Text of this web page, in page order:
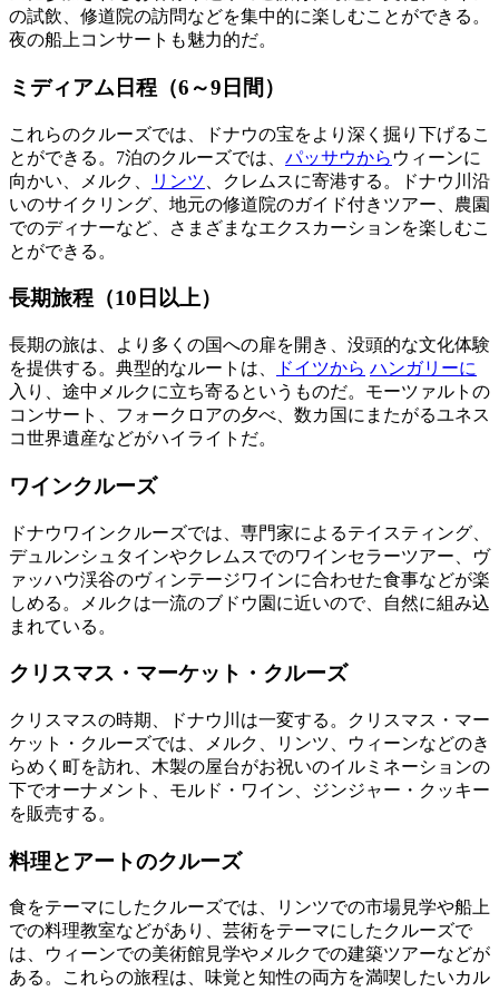
の試飲、修道院の訪問などを集中的に楽しむことができる。
夜の船上コンサートも魅力的だ。
ミディアム日程（6～9日間）
これらのクルーズでは、ドナウの宝をより深く掘り下げるこ
とができる。7泊のクルーズでは、 パッサウから ウィーンに
向かい、メルク、
リンツ 、クレムスに寄港する。ドナウ川沿
いのサイクリング、地元の修道院のガイド付きツアー、農園
でのディナーなど、さまざまなエクスカーションを楽しむこ
とができる。
長期旅程（10日以上）
長期の旅は、より多くの国への扉を開き、没頭的な文化体験
を提供する。典型的なルートは、
ドイツから ハンガリーに
入り、途中メルクに立ち寄るというものだ。モーツァルトの
コンサート、フォークロアの夕べ、数カ国にまたがるユネス
コ世界遺産などがハイライトだ。
ワインクルーズ
ドナウワインクルーズでは、専門家によるテイスティング、
デュルンシュタインやクレムスでのワインセラーツアー、ヴ
ァッハウ渓谷のヴィンテージワインに合わせた食事などが楽
しめる。メルクは一流のブドウ園に近いので、自然に組み込
まれている。
クリスマス・マーケット・クルーズ
クリスマスの時期、ドナウ川は一変する。クリスマス・マー
ケット・クルーズでは、メルク、リンツ、ウィーンなどのき
らめく町を訪れ、木製の屋台がお祝いのイルミネーションの
下でオーナメント、モルド・ワイン、ジンジャー・クッキー
を販売する。
料理とアートのクルーズ
食をテーマにしたクルーズでは、リンツでの市場見学や船上
での料理教室などがあり、芸術をテーマにしたクルーズで
は、ウィーンでの美術館見学やメルクでの建築ツアーなどが
ある。これらの旅程は、味覚と知性の両方を満喫したいカル